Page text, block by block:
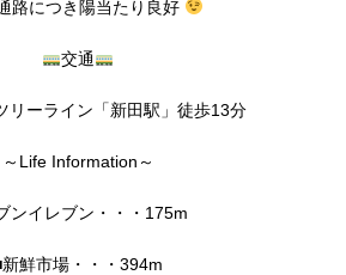
路につき陽当たり良好
交通
リーライン「新田駅」徒歩13分
～Life Information～
ンイレブン・・・175m
鮮市場・・・394m